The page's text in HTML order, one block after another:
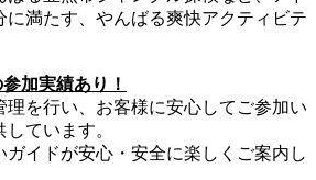
に満たす、やんばる爽快アクティビテ
加実績あり！
理を行い、お客様に安心してご参加い
ています。
イドが安心・安全に楽しくご案内し